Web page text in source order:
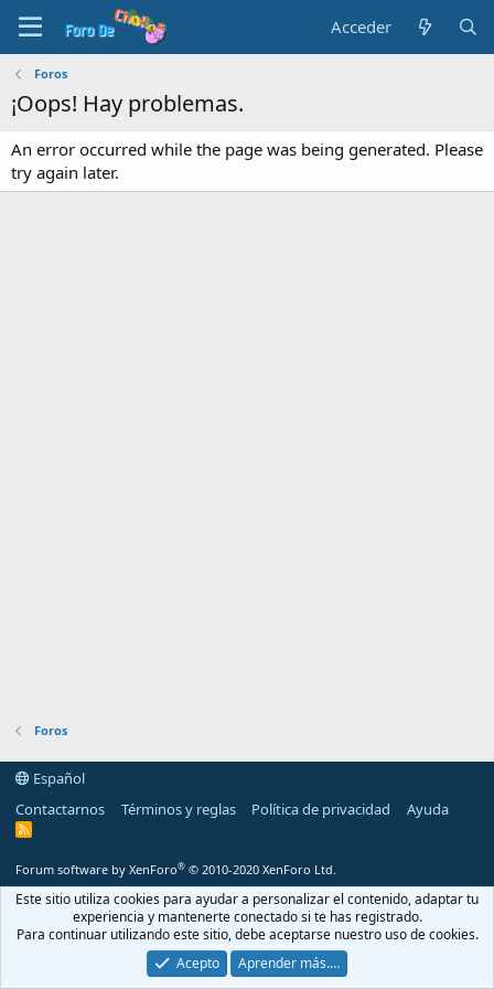
Acceder
Foros
¡Oops! Hay problemas.
An error occurred while the page was being generated. Please
try again later.
Foros
Español
Contactarnos
Términos y reglas Política de privacidad Ayuda
R
Forum software by XenForo® © 2010-2020 XenForo Ltd.
Este sitio utiliza cookies para ayudar a personalizar el contenido, adaptar tu
experiencia y mantenerte conectado si te has registrado.
Para continuar utilizando este sitio, debe aceptarse nuestro uso de cookies.
Acepto
Aprender más.…